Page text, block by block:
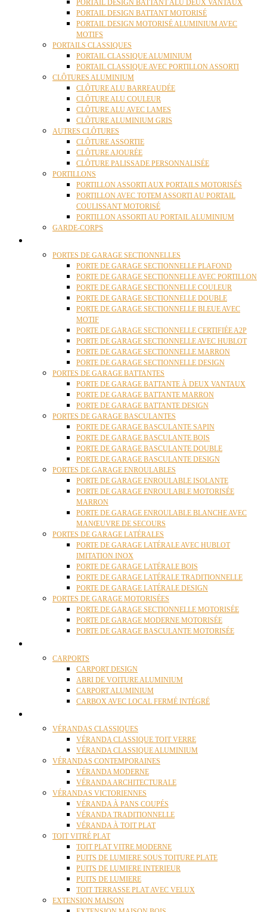
PORTAIL DESIGN BATTANT ALU DEUX VANTAUX
PORTAIL DESIGN BATTANT MOTORISÉ
PORTAIL DESIGN MOTORISÉ ALUMINIUM AVEC
MOTIFS
PORTAILS CLASSIQUES
PORTAIL CLASSIQUE ALUMINIUM
PORTAIL CLASSIQUE AVEC PORTILLON ASSORTI
CLÔTURES ALUMINIUM
CLÔTURE ALU BARREAUDÉE
CLÔTURE ALU COULEUR
CLÔTURE ALU AVEC LAMES
CLÔTURE ALUMINIUM GRIS
AUTRES CLÔTURES
CLÔTURE ASSORTIE
CLÔTURE AJOURÉE
CLÔTURE PALISSADE PERSONNALISÉE
PORTILLONS
PORTILLON ASSORTI AUX PORTAILS MOTORISÉS
PORTILLON AVEC TOTEM ASSORTI AU PORTAIL
COULISSANT MOTORISÉ
PORTILLON ASSORTI AU PORTAIL ALUMINIUM
GARDE-CORPS
PORTES DE GARAGE SECTIONNELLES
PORTE DE GARAGE SECTIONNELLE PLAFOND
PORTE DE GARAGE SECTIONNELLE AVEC PORTILLON
PORTE DE GARAGE SECTIONNELLE COULEUR
PORTE DE GARAGE SECTIONNELLE DOUBLE
PORTE DE GARAGE SECTIONNELLE BLEUE AVEC
MOTIF
PORTE DE GARAGE SECTIONNELLE CERTIFIÉE A2P
PORTE DE GARAGE SECTIONNELLE AVEC HUBLOT
PORTE DE GARAGE SECTIONNELLE MARRON
PORTE DE GARAGE SECTIONNELLE DESIGN
PORTES DE GARAGE BATTANTES
PORTE DE GARAGE BATTANTE À DEUX VANTAUX
PORTE DE GARAGE BATTANTE MARRON
PORTE DE GARAGE BATTANTE DESIGN
PORTES DE GARAGE BASCULANTES
PORTE DE GARAGE BASCULANTE SAPIN
PORTE DE GARAGE BASCULANTE BOIS
PORTE DE GARAGE BASCULANTE DOUBLE
PORTE DE GARAGE BASCULANTE DESIGN
PORTES DE GARAGE ENROULABLES
PORTE DE GARAGE ENROULABLE ISOLANTE
PORTE DE GARAGE ENROULABLE MOTORISÉE
MARRON
PORTE DE GARAGE ENROULABLE BLANCHE AVEC
MANŒUVRE DE SECOURS
PORTES DE GARAGE LATÉRALES
PORTE DE GARAGE LATÉRALE AVEC HUBLOT
IMITATION INOX
PORTE DE GARAGE LATÉRALE BOIS
PORTE DE GARAGE LATÉRALE TRADITIONNELLE
PORTE DE GARAGE LATÉRALE DESIGN
PORTES DE GARAGE MOTORISÉES
PORTE DE GARAGE SECTIONNELLE MOTORISÉE
PORTE DE GARAGE MODERNE MOTORISÉE
PORTE DE GARAGE BASCULANTE MOTORISÉE
CARPORTS
CARPORT DESIGN
ABRI DE VOITURE ALUMINIUM
CARPORT ALUMINIUM
CARBOX AVEC LOCAL FERMÉ INTÉGRÉ
VÉRANDAS CLASSIQUES
VÉRANDA CLASSIQUE TOIT VERRE
VÉRANDA CLASSIQUE ALUMINIUM
VÉRANDAS CONTEMPORAINES
VÉRANDA MODERNE
VÉRANDA ARCHITECTURALE
VÉRANDAS VICTORIENNES
VÉRANDA À PANS COUPÉS
VÉRANDA TRADITIONNELLE
VÉRANDA À TOIT PLAT
TOIT VITRÉ PLAT
TOIT PLAT VITRE MODERNE
PUITS DE LUMIERE SOUS TOITURE PLATE
PUITS DE LUMIERE INTERIEUR
PUITS DE LUMIERE
TOIT TERRASSE PLAT AVEC VELUX
EXTENSION MAISON